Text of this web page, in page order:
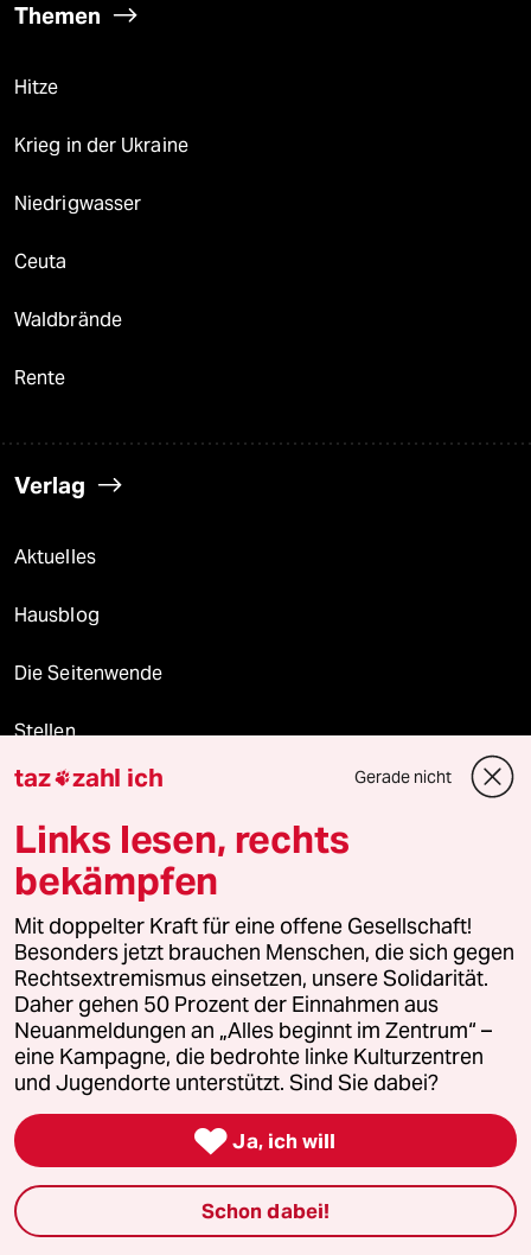
Themen
Hitze
Krieg in der Ukraine
Niedrigwasser
Ceuta
Waldbrände
Rente
Verlag
Aktuelles
Hausblog
Die Seitenwende
Stellen
Presse
Unterstützen
abo
genossenschaft
taz zahl ich
recherchefonds ausland
panterstiftung
taz zahl ich Gerade nicht
Links lesen, rechts
bekämpfen
Mit doppelter Kraft für eine offene Gesellschaft!
Besonders jetzt brauchen Menschen, die sich gegen
Rechtsextremismus einsetzen, unsere Solidarität.
Daher gehen 50 Prozent der Einnahmen aus
Neuanmeldungen an „Alles beginnt im Zentrum“ –
eine Kampagne, die bedrohte linke Kulturzentren
und Jugendorte unterstützt. Sind Sie dabei?
 Ja, ich will
Schon dabei!